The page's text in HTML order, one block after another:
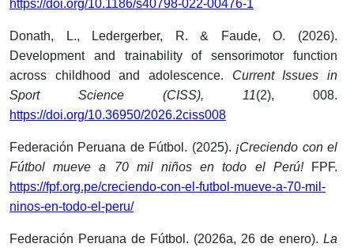
https://doi.org/10.1186/s40798-022-00476-1
Donath, L., Ledergerber, R. & Faude, O. (2026).
Development and trainability of sensorimotor function
across childhood and adolescence. Current Issues in
Sport Science (CISS), 11(2), 008.
https://doi.org/10.36950/2026.2ciss008
Federación Peruana de Fútbol. (2025). ¡Creciendo con el
Fútbol mueve a 70 mil niños en todo el Perú!FPF.
https://fpf.org.pe/creciendo-con-el-futbol-mueve-a-70-mil-
ninos-en-todo-el-peru/
Federación Peruana de Fútbol. (2026a, 26 de enero). La